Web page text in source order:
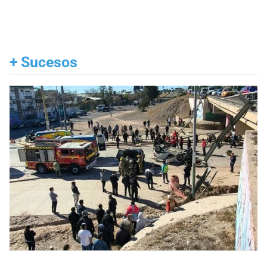
+ Sucesos